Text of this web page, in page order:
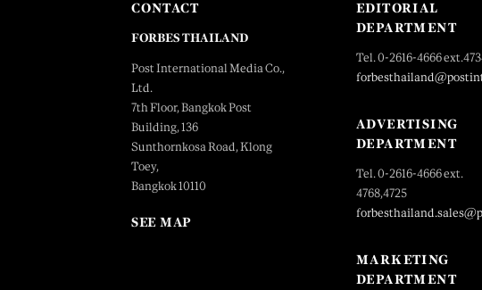
CONTACT
FORBES THAILAND
Post International Media Co.,
Ltd.
7th Floor, Bangkok Post
Building, 136
Sunthornkosa Road, Klong
Toey,
Bangkok 10110
SEE MAP
EDITORIAL
DEPARTMENT
Tel. 0-2616-4666
ADVERTISING
DEPARTMENT
Tel. 0-2616-4666 ext.
4768,4725
MARKETING
DEPARTMENT